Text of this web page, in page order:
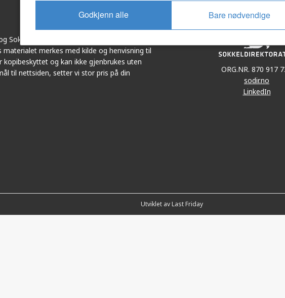
Godkjenn alle Bare nødvendige
Sokkeldirektoratet i samarbeid. Illustrasjoner,
merkes med kilde og henvisning til
og kan ikke gjenbrukes uten
til nettsiden, setter vi stor pris på din
ORG.NR. 870 917
sodir.no
LinkedIn
Utviklet av Last Friday